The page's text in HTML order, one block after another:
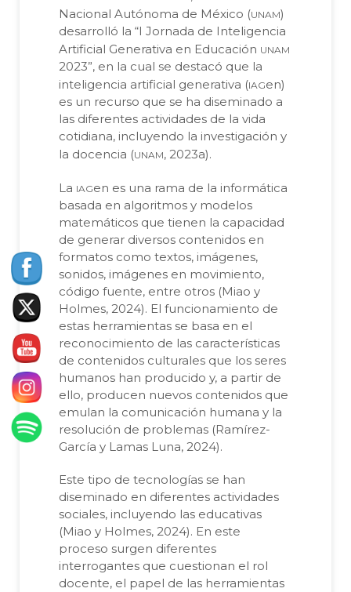
Nacional Autónoma de México (unam)
desarrolló la “I Jornada de Inteligencia
Artificial Generativa en Educación unam
2023”, en la cual se destacó que la
inteligencia artificial generativa (iagen)
es un recurso que se ha diseminado a
las diferentes actividades de la vida
cotidiana, incluyendo la investigación y
la docencia (unam, 2023a).
La iagen es una rama de la informática
basada en algoritmos y modelos
matemáticos que tienen la capacidad
de generar diversos contenidos en
formatos como textos, imágenes,
sonidos, imágenes en movimiento,
código fuente, entre otros (Miao y
Holmes, 2024). El funcionamiento de
estas herramientas se basa en el
reconocimiento de las características
de contenidos culturales que los seres
humanos han producido y, a partir de
ello, producen nuevos contenidos que
emulan la comunicación humana y la
resolución de problemas (Ramírez-
García y Lamas Luna, 2024).
Este tipo de tecnologías se han
diseminado en diferentes actividades
sociales, incluyendo las educativas
(Miao y Holmes, 2024). En este
proceso surgen diferentes
interrogantes que cuestionan el rol
docente, el papel de las herramientas